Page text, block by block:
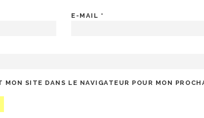
E-MAIL *
SITE DANS LE NAVIGATEUR POUR MON